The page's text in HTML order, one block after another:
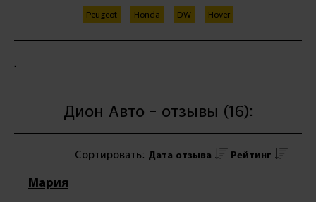
Peugeot Honda DW Hover
.
Дион Авто - отзывы (16):
Сортировать: Дата отзыва Рейтинг
Мария